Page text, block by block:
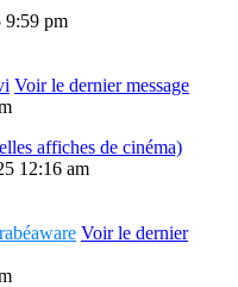
9:59 pm
Voir le dernier message
affiches de cinéma)
12:16 am
Voir le dernier